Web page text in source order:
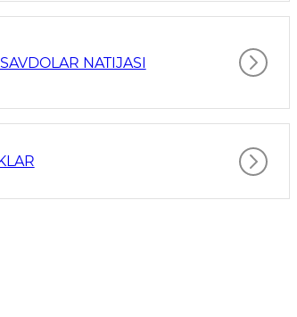
NATIJASI